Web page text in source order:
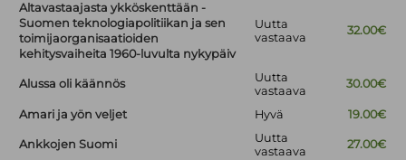
Altavastaajasta ykköskenttään -
Suomen teknologiapolitiikan ja sen
toimijaorganisaatioiden
kehitysvaiheita 1960-luvulta nykypäiv
Uutta
vastaava
32.00€
Alussa oli käännös
Uutta
vastaava
30.00€
Amari ja yön veljet Hyvä 19.00€
Ankkojen Suomi
Uutta
vastaava
27.00€